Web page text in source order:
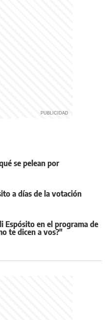
se pelean por
a días de la votación
Espósito en el programa de
te dicen a vos?"